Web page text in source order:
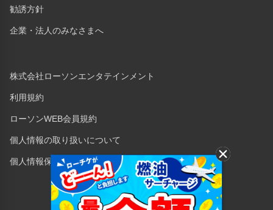
勧誘方針
企業・法人のみなさまへ
株式会社ローソンエンタテインメント
利用規約
ローソンWEB会員規約
個人情報の取り扱いについて
個人情報保護方針